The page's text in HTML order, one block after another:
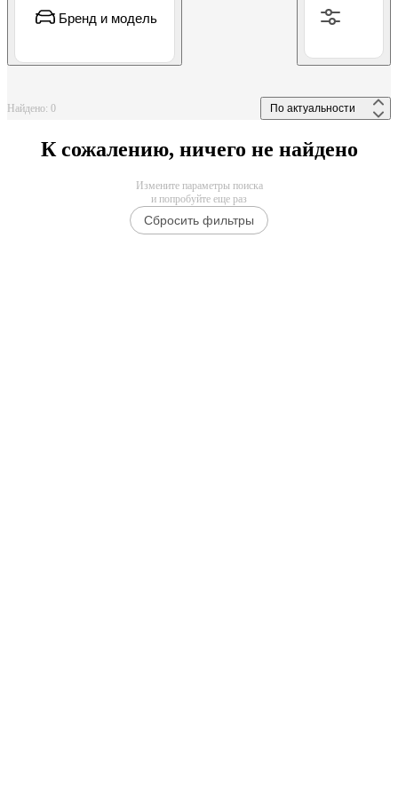
Бренд и модель
Найдено: 0
К сожалению, ничего не найдено
Измените параметры поиска
и попробуйте еще раз
Сбросить фильтры